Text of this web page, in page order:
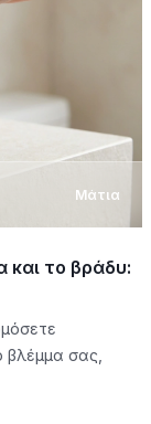
Μάτια
το βράδυ:
βλέμμα σας,